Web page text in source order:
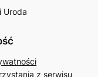
Uroda
z serwisu